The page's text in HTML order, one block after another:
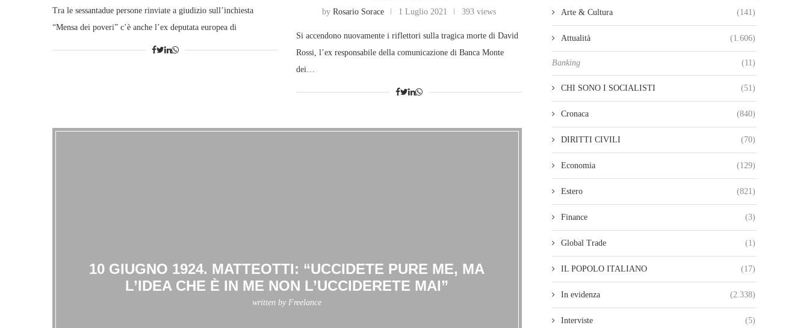
Tra le sessantadue persone rinviate a giudizio sull’inchiesta
“Mensa dei poveri” c’è anche l’ex deputata europea di
byRosario Sorace 1 Luglio 2021 393 views
Si accendono nuovamente i riflettori sulla tragica morte di David
Rossi, l’ex responsabile della comunicazione di Banca Monte
dei…
10 GIUGNO 1924. MATTEOTTI: “UCCIDETE PURE ME, MA
L’IDEA CHE È IN ME NON L’UCCIDERETE MAI”
written by Freelance
Arte & Cultura (141)
Attualità (1.606)
Banking (11)
CHI SONO I SOCIALISTI (51)
Cronaca (840)
DIRITTI CIVILI (70)
Economia (129)
Estero (821)
Finance (3)
Global Trade (1)
IL POPOLO ITALIANO (17)
In evidenza (2.338)
Interviste (5)